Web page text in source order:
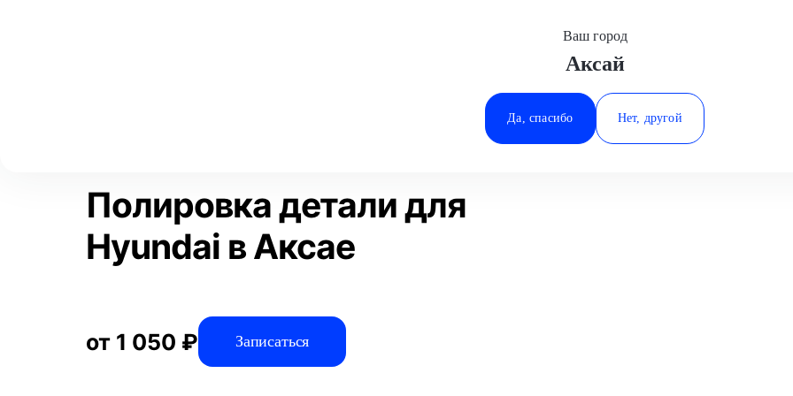
Минеральные Воды
Ростов-на-Дону
Ставрополь
Ваш город
Аксай
Да, спасибо Нет, другой
Полировка детали Hyundai
Статьи
Полировка детали для
Hyundai в Аксае
от 1 050 ₽ Записаться